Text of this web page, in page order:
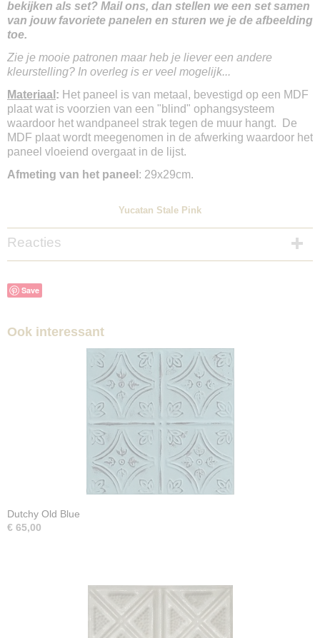
bekijken als set? Mail ons, dan stellen we een set samen
van jouw favoriete panelen en sturen we je de afbeelding
toe.
Zie je mooie patronen maar heb je liever een andere
kleurstelling? In overleg is er veel mogelijk...
Materiaal : Het paneel is van metaal, bevestigd op een MDF
plaat wat is voorzien van een "blind" ophangsysteem
waardoor het wandpaneel strak tegen de muur hangt. De
MDF plaat wordt meegenomen in de afwerking waardoor het
paneel vloeiend overgaat in de lijst.
Afmeting van het paneel : 29x29cm.
Yucatan Stale Pink
Reacties
Save
Ook interessant
Dutchy Old Blue
€ 65,00